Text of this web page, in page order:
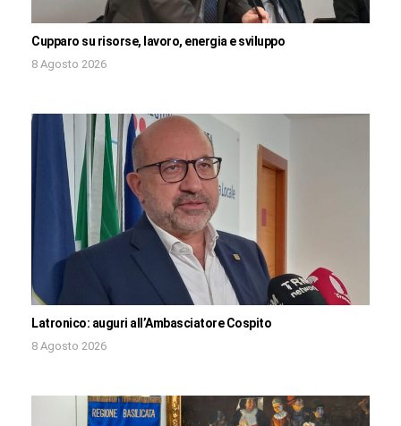
Cupparo su risorse, lavoro, energia e sviluppo
8 Agosto 2026
Latronico: auguri all’Ambasciatore Cospito
8 Agosto 2026